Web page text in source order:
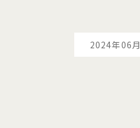
2024年06月